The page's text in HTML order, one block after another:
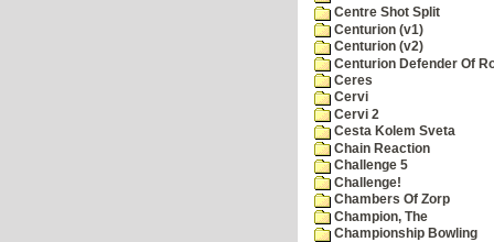
Centre Shot Split
Centurion (v1)
Centurion (v2)
Centurion Defender Of
Ceres
Cervi
Cervi 2
Cesta Kolem Sveta
Chain Reaction
Challenge 5
Challenge!
Chambers Of Zorp
Champion, The
Championship Bowling